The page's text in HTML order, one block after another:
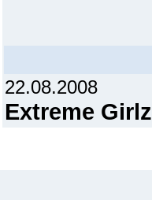
22.08.2008
Extreme